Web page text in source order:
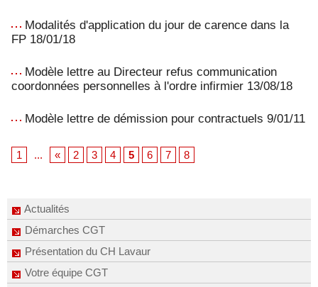
Actualités
Démarches CGT
Présentation du CH Lavaur
Votre équipe CGT
Modalités d'application du jour de carence dans la
FP 18/01/18
Modèle lettre au Directeur refus communication
coordonnées personnelles à l'ordre infirmier 13/08/18
Modèle lettre de démission pour contractuels 9/01/11
1 ... « 2 3 4 5 6 7 8